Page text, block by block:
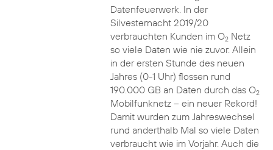
Datenfeuerwerk. In der
Silvesternacht 2019/20
verbrauchten Kunden im O2Netz
so viele Daten wie nie zuvor. Allein
in der ersten Stunde des neuen
Jahres (0-1 Uhr) flossen rund
190.000 GB an Daten durch das O2
Mobilfunknetz – ein neuer Rekord!
Damit wurden zum Jahreswechsel
rund anderthalb Mal so viele Daten
verbraucht wie im Vorjahr. Auch die